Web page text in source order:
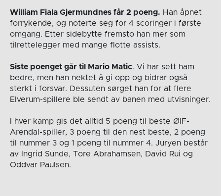
William Fiala Gjermundnes får 2 poeng. Han åpnet
forrykende, og noterte seg for 4 scoringer i første
omgang. Etter sidebytte fremsto han mer som
tilrettelegger med mange flotte assists.
Siste poenget går til Mario Matic. Vi har sett ham
bedre, men han nektet å gi opp og bidrar også
sterkt i forsvar. Dessuten sørget han for at flere
Elverum-spillere ble sendt av banen med utvisninger.
I hver kamp gis det alltid 5 poeng til beste ØIF-
Arendal-spiller, 3 poeng til den nest beste, 2 poeng
til nummer 3 og 1 poeng til nummer 4. Juryen består
av Ingrid Sunde, Tore Abrahamsen, David Rui og
Oddvar Paulsen.